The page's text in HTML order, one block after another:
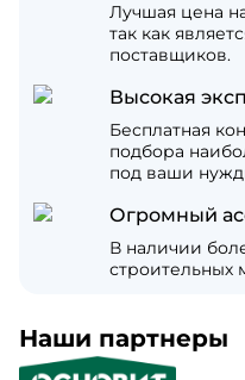
Лучшая цена
так как
поставщиков.
Высокая
Бесплатная
подбора
под ваши
Огромный
В наличии
строительных
Наши партнеры